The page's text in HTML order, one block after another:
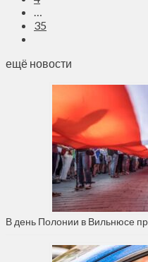
…
35
ещё новости
В день Полонии в Вильнюсе